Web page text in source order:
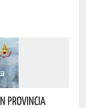
Provincia